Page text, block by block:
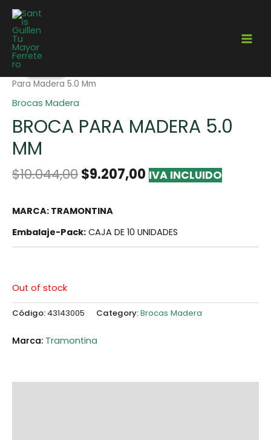
Para Madera 5.0 Mm
Brocas Madera
BROCA PARA MADERA 5.0
MM
$10.044,00$9.207,00 IVA INCLUIDO
MARCA: TRAMONTINA
Embalaje-Pack: CAJA DE 10 UNIDADES
Out of stock
Código:43143005 Category:Brocas Madera
Tramontina